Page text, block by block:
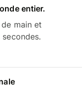
entier.
main et